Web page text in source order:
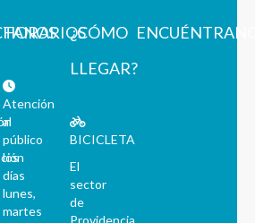
HORARIOS
Atención
al
público
los
días
lunes,
martes
¿CÓMO
LLEGAR?
BICICLETA
El
sector
de